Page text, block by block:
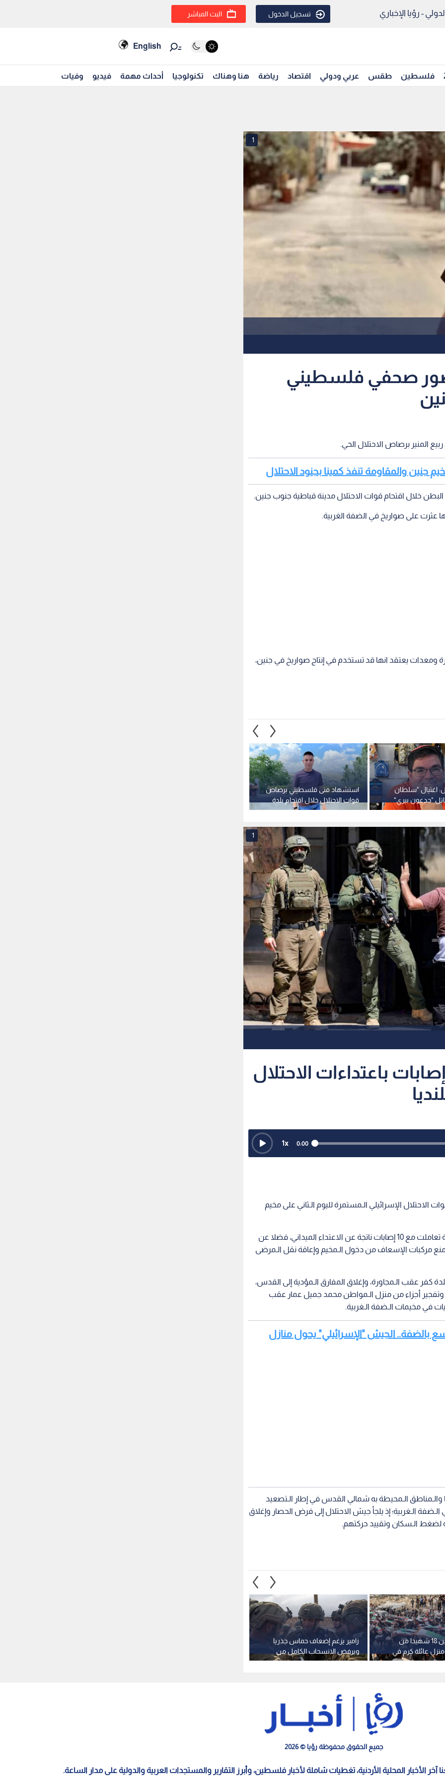
- رؤيا الإخباري تسجيل الدخول البث المباشر
English
فلسطين طقس عربي ودولي اقتصاد رياضة هنا وهناك تكنولوجيا أحداث مهمة فيديو وفيات
1
صحفي فلسطيني
المنير برصاص الاحتلال الحي.
جنين والمقاومة تنفذ كمينا بجنود الاحتلال
خلال اقتحام قوات الاحتلال مدينة قباطية جنوب جنين.
عثرت على صواريخ في الضفة الغربية.
ومعدات يعتقد انها قد تستخدم في إنتاج صواريخ في جنين،
استشهاد فتى فلسطيني برصاص
قوات الاحتلال خلال اقتحام بلدة
اليامون غرب جنين
اغتيال "سلطان
"جدعون بيري"
متعاونين معه في
1
مصادر فلسطينية: 10 إصابات باعتداءات الاحتلال
0:00
1x
الاحتلال الإسرائيلي الـمستمرة لليوم الـثاني على مخيم
وأفاد الـهلال الأحمر الفلسطيني بأن الطواقم الـطبية تعاملت مع 10 إصابات ناتجة عن الاعتداء الميداني، فضلا عن
مركبات الإسعاف من دخول الـمخيم وإعاقة نقل الـمرضى
كفر عقب الـمجاورة، وإغلاق المفارق الـمؤدية إلى القدس،
وتفجير أجزاء من منزل الـمواطن محمد جميل عمار عقب
في مخيمات الـضفة الـغربية.
بالضفة.. الجيش "الإسرائيلي" يحول منازل
والـمناطق الـمحيطة به شمالي القدس في إطار الـتصعيد
الـغربية؛ إذ يلجأ جيش الاحتلال إلى فرض الحصار وإغلاق
لضغط الـسكان وتقييد حركتهم.
زامير يزعم إضعاف حماس جذريا
ويرفض الانسحاب الكامل من
قطاع غزة
انتشال جثامين 18 شهيدا من
عائلة كرم في
جميع الحقوق محفوظة رؤيا © 2026
آخر الأخبار المحلية الأردنية، تغطيات شاملة لأخبار فلسطين، وأبرز التقارير والمستجدات العربية والدولية على مدار الساعة.